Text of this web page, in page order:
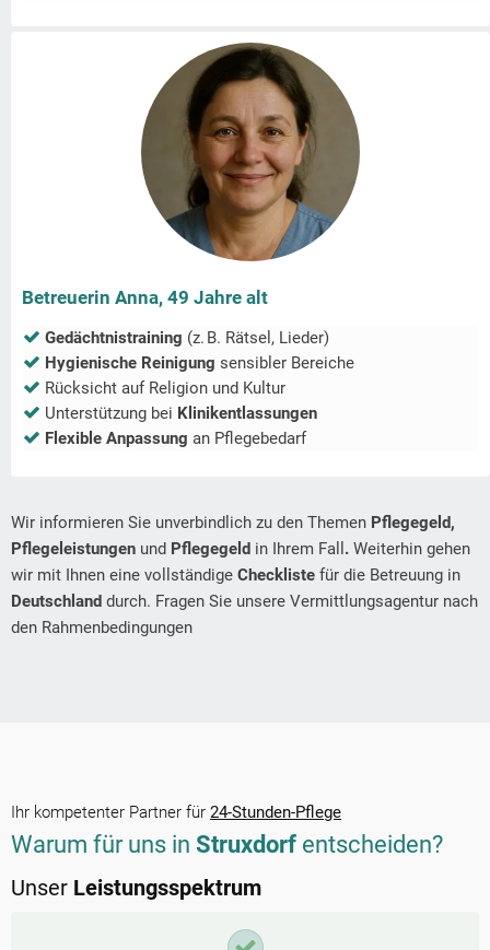
Betreuerin Anna, 49 Jahre alt
Gedächtnistraining (z. B. Rätsel, Lieder)
Hygienische Reinigung sensibler Bereiche
Rücksicht auf Religion und Kultur
Unterstützung bei Klinikentlassungen
Flexible Anpassung an Pflegebedarf
Wir informieren Sie unverbindlich zu den Themen Pflegegeld,
Pflegeleistungen und Pflegegeld in Ihrem Fall . Weiterhin gehen
wir mit Ihnen eine vollständige Checkliste für die Betreuung in
Deutschland durch. Fragen Sie unsere Vermittlungsagentur nach
den Rahmenbedingungen
Ihr kompetenter Partner für 24-Stunden-Pflege
Warum für uns in Struxdorf entscheiden?
Unser Leistungsspektrum